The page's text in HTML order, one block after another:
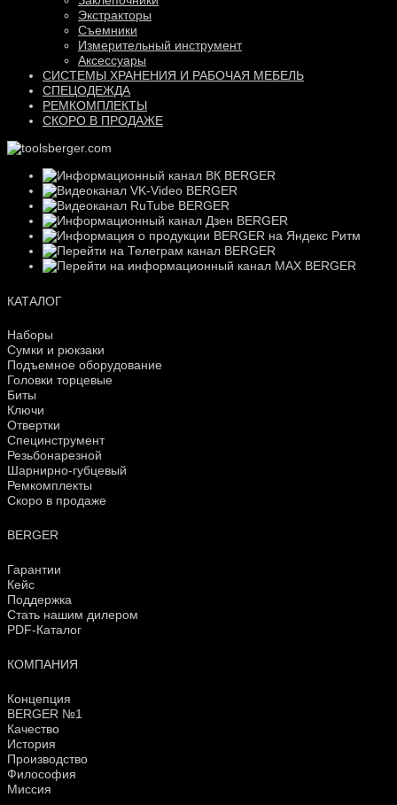
Экстракторы
Съемники
Измерительный инструмент
Аксессуары
СИСТЕМЫ ХРАНЕНИЯ И РАБОЧАЯ МЕБЕЛЬ
СПЕЦОДЕЖДА
РЕМКОМПЛЕКТЫ
СКОРО В ПРОДАЖЕ
КАТАЛОГ
Наборы
Сумки и рюкзаки
Подъемное оборудование
Головки торцевые
Биты
Ключи
Отвертки
Специнструмент
Резьбонарезной
Шарнирно-губцевый
Ремкомплекты
Скоро в продаже
BERGER
Гарантии
Кейс
Поддержка
Стать нашим дилером
PDF-Каталог
КОМПАНИЯ
Концепция
BERGER №1
Качество
История
Производство
Философия
Миссия